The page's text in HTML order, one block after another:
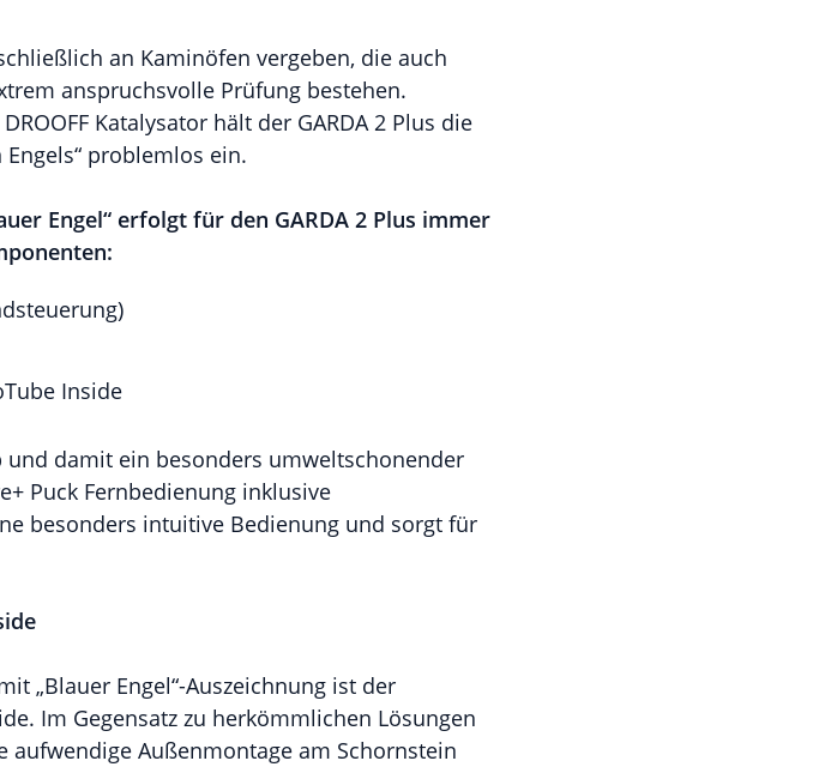
an Kaminöfen vergeben, die auch
anspruchsvolle Prüfung bestehen.
Katalysator hält der GARDA 2 Plus die
problemlos ein.
Engel“ erfolgt für den GARDA 2 Plus immer
Inside
und damit ein besonders umweltschonender
Puck Fernbedienung inklusive
besonders intuitive Bedienung und sorgt für
„Blauer Engel“-Auszeichnung ist der
Im Gegensatz zu herkömmlichen Lösungen
Außenmontage am Schornstein